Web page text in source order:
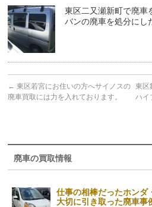
東区二又瀬新町で廃車
バンの廃車を処分にし
← 東区若宮にお住いの方へサイノスの
廃車買取には力を入れております。
東区
ハイ
廃車の買取情報
仕事の相棒だったホンダ
大切に引き取った廃車事